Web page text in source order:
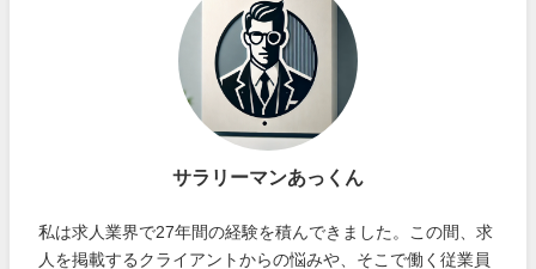
サラリーマンあっくん
私は求人業界で27年間の経験を積んできました。この間、求
人を掲載するクライアントからの悩みや、そこで働く従業員